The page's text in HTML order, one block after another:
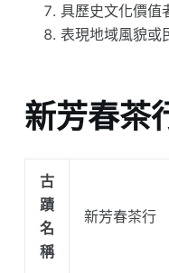
具歷史文化價值
表現地域風貌或
新芳春茶
古
蹟
名
稱
新芳春茶行